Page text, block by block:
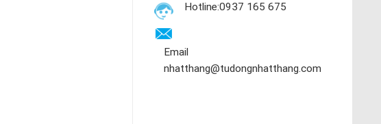
Hotline:0937 165 675
Email
nhatthang@tudongnhatthang.com